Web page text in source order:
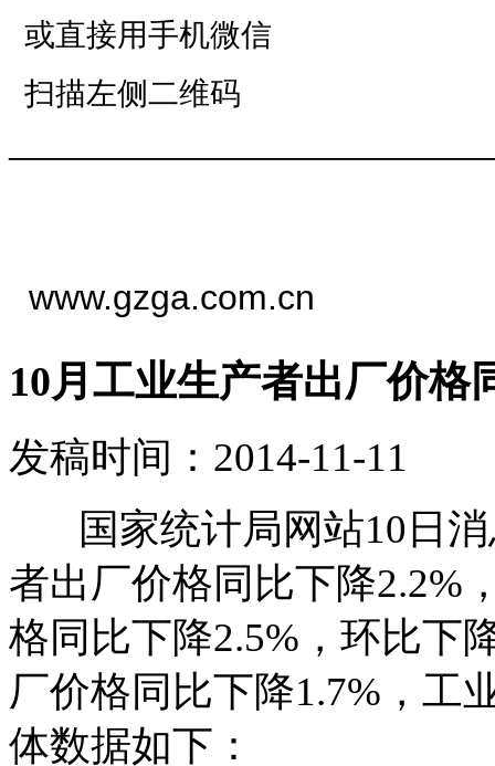
或直接用手机微信
扫描左侧二维码
———————————
www.gzga.com.cn
10月工业生产者出厂价格
发稿时间：2014-11-11
国家统计局网站10日消
者出厂价格同比下降2.2%
格同比下降2.5%，环比下
厂价格同比下降1.7%，工
体数据如下：